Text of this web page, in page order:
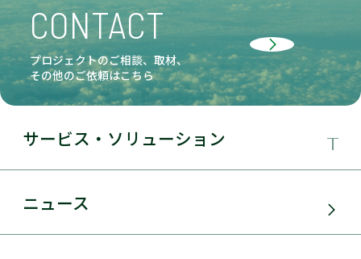
CONTACT
プロジェクトのご相談、取材、
その他のご依頼はこちら
サービス・ソリューション
サービス・ソリューション
ニュース